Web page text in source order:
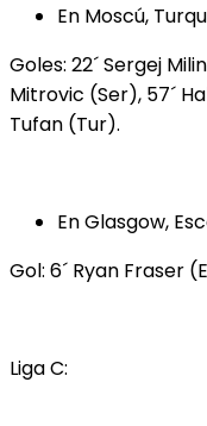
En Moscú,
Goles: 22´ Sergej
Mitrovic (Ser), 57´
Tufan (Tur).
En Glasgow,
Gol: 6´ Ryan Fraser
Liga C: